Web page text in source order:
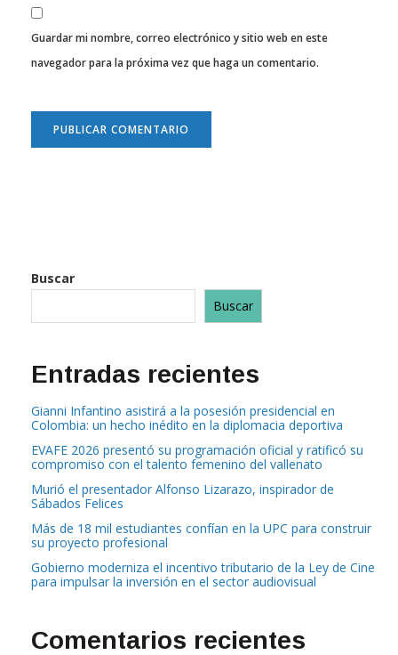
Guardar mi nombre, correo electrónico y sitio web en este
navegador para la próxima vez que haga un comentario.
Buscar
Buscar
Entradas recientes
Gianni Infantino asistirá a la posesión presidencial en
Colombia: un hecho inédito en la diplomacia deportiva
EVAFE 2026 presentó su programación oficial y ratificó su
compromiso con el talento femenino del vallenato
Murió el presentador Alfonso Lizarazo, inspirador de
Sábados Felices
Más de 18 mil estudiantes confían en la UPC para construir
su proyecto profesional
Gobierno moderniza el incentivo tributario de la Ley de Cine
para impulsar la inversión en el sector audiovisual
Comentarios recientes